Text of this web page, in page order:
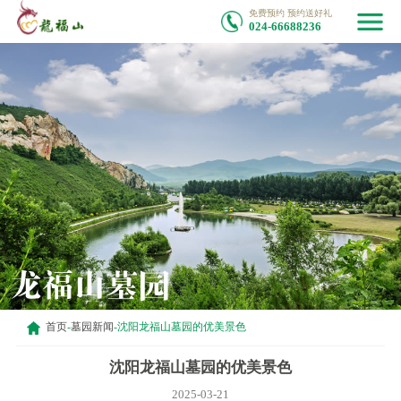
免费预约 预约送好礼
024-66688236
首页-墓园新闻-沈阳龙福山墓园的优美景色
沈阳龙福山墓园的优美景色
2025-03-21